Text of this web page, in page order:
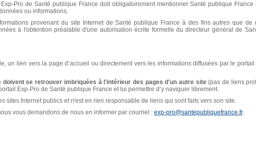
Pro de Santé publique France doit obligatoirement mentionner Santé publique France
ou informations.
provenant du site Internet de Santé publique France à des fins autres que de
à l'obtention préalable d'une autorisation écrite formelle du directeur général de
un lien vers la page d’accueil ou directement vers les informations diffusées par le portail
doivent se retrouver imbriquées à l'intérieur des pages d'un autre site(pas de liens
Exp-Pro de Santé publique France et lui permettre d’y naviguer librement.
sites Internet publics et n'est en rien responsable de liens qui sont faits vers son site.
vous demandons de nous en informer par courriel : exp-pro@santepubliquefrance.fr.